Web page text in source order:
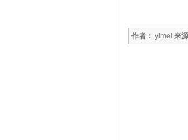
作者： yimei 来源